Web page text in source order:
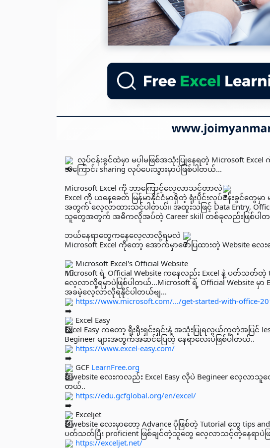
လုပ်ငန်းခွင်ထဲမှာ မပါမဖြစ်အသုံးပြုနေရတဲ့ Microsoft
အကြောင်း‌ sharing လုပ်ပေးသွားမှာပဲဖြစ်ပါတယ်...
Microsoft Excel ကို ဘာကြောင့်လေ့လာသင့်တာလဲ
Excel ကို ယနေ့ခေတ် မြန်မာနိုင်ငံမှာရှိတဲ့ ရုံးပိုင်းလုပ်ငန်းခွင်တွေမှ
အတွက် လေ့လာထားသင့်ပါတယ်။ အထူးသဖြင့် Data Entry,
သူတွေအတွက် အဓိကလိုအပ်တဲ့ Career skill တစ်ခုလည်းဖြစ်ပါ
ဘယ်နေရာတွေကနေလေ့လာလို့ရမလဲ
Microsoft Excel ကိုတော့ အောက်မှာဖော်ပြထားတဲ့ Website
Microsoft Excel's Official Website
Microsoft ရဲ့ Official Website ကနေလည်း Excel နဲ့ ပတ်သတ်တဲ့
လေ့လာလို့ရမှာပဲဖြစ်ပါတယ်...Microsoft ရဲ့ Official Website မှာ
အခမဲ့လေ့လာလိုရနိုင်ပါတယ်ဗျ...
https://www.microsoft.com/.../get-started-with-office-
Excel Easy
Excel Easy ကတော့ ရိုးရိုးရှင်းရှင်းနဲ့ အသုံးပြုရလွယ်ကူတဲ့အပြင်
Begineer များအတွက်အဆင်ပြေတဲ့ နေရာလေးပဲဖြစ်ပါတယ်..
https://www.excel-easy.com/
GCF LearnFree.org
ဒီ website လေးကလည်း Excel Easy လိုပဲ Begineer လေ့လာ
တယ်..
https://edu.gcfglobal.org/en/excel/
Exceljet
ဒီ website လေးမှာတော့ Advance ပိုဖြစ်တဲ့ Tutorial တွေ tips
ပတ်သတ်ပြီး proficient ဖြစ်ချင်တဲ့သူတွေ လေ့လာသင့်တဲ့နေရာပဲဖ
https://exceljet.net/